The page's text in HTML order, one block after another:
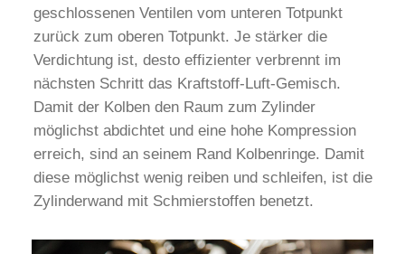
geschlossenen Ventilen vom unteren Totpunkt
zurück zum oberen Totpunkt. Je stärker die
Verdichtung ist, desto effizienter verbrennt im
nächsten Schritt das Kraftstoff-Luft-Gemisch.
Damit der Kolben den Raum zum Zylinder
möglichst abdichtet und eine hohe Kompression
erreich, sind an seinem Rand Kolbenringe. Damit
diese möglichst wenig reiben und schleifen, ist die
Zylinderwand mit Schmierstoffen benetzt.